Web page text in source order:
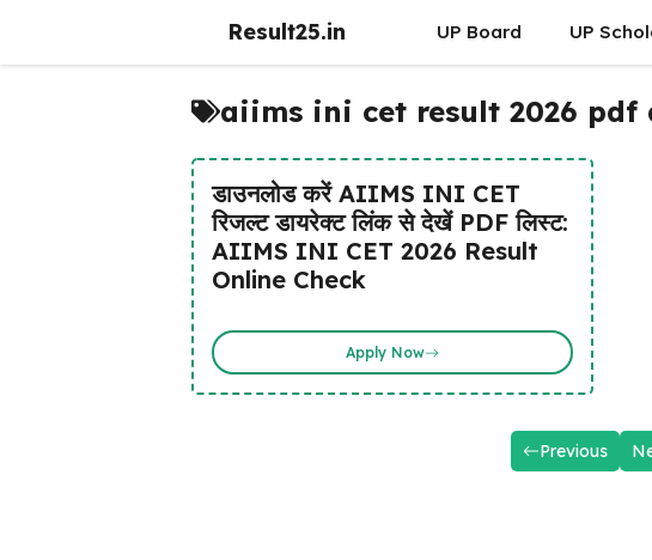
Result25.in UP Board UP
aiims ini cet result 2026 pdf
डाउनलोड करें AIIMS INI CET
रिजल्ट डायरेक्ट लिंक से देखें PDF लिस्ट:
AIIMS INI CET 2026 Result
Online Check
Apply Now
Previous